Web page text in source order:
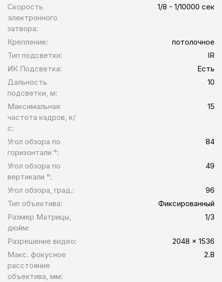
Скорость
электронного
затвора:
1/8 - 1/10000 сек
Крепление:
потолочное
Тип подсветки:
IR
ИК Подсветка:
Есть
Дальность
подсветки, м:
10
Максимальная
частота кадров, к/
с:
15
Угол обзора по
горизонтали °:
84
Угол обзора по
вертикали °:
49
Угол обзора, град.:
96
Тип объектива:
Фиксированный
Размер Матрицы,
дюйм:
1/3
Разрешение видео:
2048 x 1536
Макс. фокусное
расстояние
объектива, мм:
2.8